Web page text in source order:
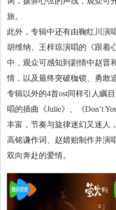
旅。
此外，专辑中还有由鞠红川演
胡维纳、王梓琼演唱的《跟着
中，观众可感知到剧情中赵晋
情，以及最终突破枷锁、勇敢
专辑以外的4首ost同样引人瞩
唱的插曲《Julie》、《Don’t
丰富，节奏与旋律迷幻又迷人
高铭谦作词、赵婧贻制作并演
双向奔赴的爱情。